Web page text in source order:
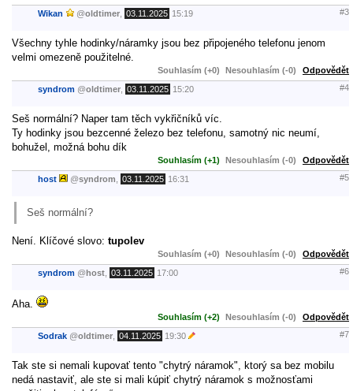
Wikan @oldtimer 03.11.2025 15:19 #3
Všechny tyhle hodinky/náramky jsou bez připojeného telefonu jenom
velmi omezeně použitelné.
Souhlasím (+0) Nesouhlasím (-0) Odpovědět
syndrom @oldtimer 03.11.2025 15:20 #4
Seš normální? Naper tam těch vykřičníků víc.
Ty hodinky jsou bezcenné železo bez telefonu, samotný nic neumí,
bohužel, možná bohu dík
Souhlasím (+1) Nesouhlasím (-0) Odpovědět
host @syndrom 03.11.2025 16:31 #5
Seš normální?
Není. Klíčové slovo: tupolev
Souhlasím (+0) Nesouhlasím (-0) Odpovědět
syndrom @host 03.11.2025 17:00 #6
Aha.
Souhlasím (+2) Nesouhlasím (-0) Odpovědět
Sodrak @oldtimer 04.11.2025 19:30 #7
Tak ste si nemali kupovať tento "chytrý náramok", ktorý sa bez mobilu
nedá nastaviť, ale ste si mali kúpiť chytrý náramok s možnosťami